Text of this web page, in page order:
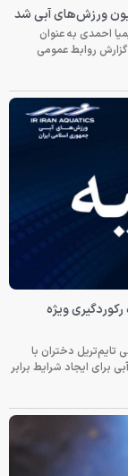
ورزش‌های آبی شد
احمدی به عنوان
روابط عمومی
ویژه
دختران با
برای ایجاد شرایط برابر